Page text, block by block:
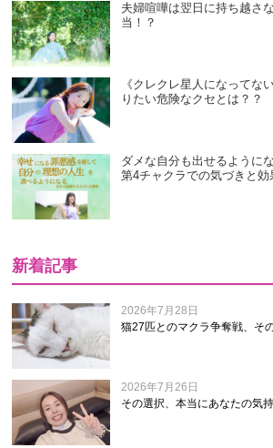
夫婦喧嘩は翌日に持ち越さ
当！？
《クレクレ星人になってな
りたい危険なクセとは？？
ダメな自分も出せるように
第4チャクラでの気づきと
新着記事
2026年7月28日
猫27匹とのマクラ争奪戦、そ
2026年7月26日
その選択、本当にあなたの気